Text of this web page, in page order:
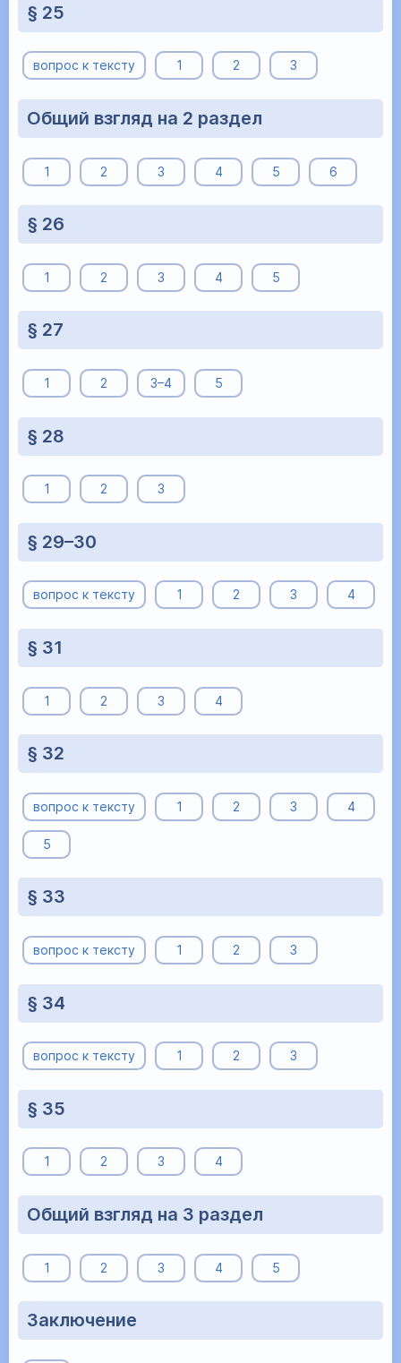
§ 25
вопрос к тексту 1 2 3
Общий взгляд на 2 раздел
1 2 3 4 5 6
§ 26
1 2 3 4 5
§ 27
1 2 3–4 5
§ 28
1 2 3
§ 29–30
вопрос к тексту 1 2 3 4
§ 31
1 2 3 4
§ 32
вопрос к тексту 1 2 3 4
5
§ 33
вопрос к тексту 1 2 3
§ 34
вопрос к тексту 1 2 3
§ 35
1 2 3 4
Общий взгляд на 3 раздел
1 2 3 4 5
Заключение